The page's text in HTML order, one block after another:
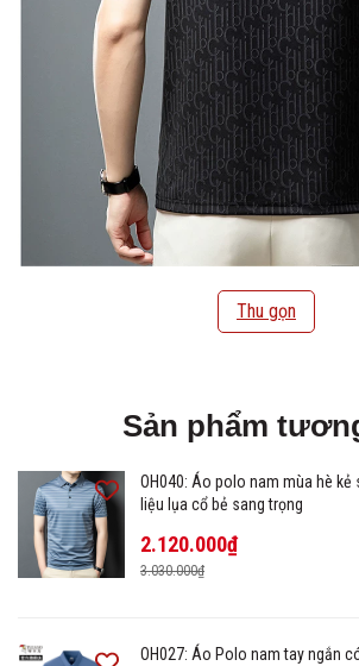
Thu gọn
Sản phẩm
OH040: Áo polo nam mùa hè kẻ
liệu lụa cổ bẻ sang trọng
2.120.000₫
3.030.000₫
OH027: Áo Polo nam tay ngắn